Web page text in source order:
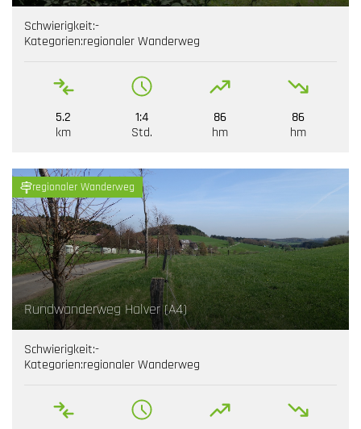
Schwierigkeit:-
Kategorien:regionaler Wanderweg
5.2
km
1:4
Std.
86
hm
86
hm
regionaler Wanderweg
Rundwanderweg Halver (A4)
Schwierigkeit:-
Kategorien:regionaler Wanderweg